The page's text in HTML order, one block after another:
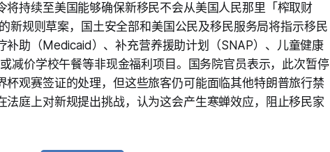
将持续至美国能够确保新移民不会从美国人民那里「榨取财
新规则草案，国土安全部和美国公民及移民服务局将指示移民
补助（Medicaid）、补充营养援助计划（SNAP）、儿童健康
减价学校午餐等非现金福利项目。国务院官员表示，此次暂停
杯观赛签证的处理，但这些旅客仍可能面临其他特朗普旅行禁
法庭上对新规提出挑战，认为这会产生寒蝉效应，阻止移民家